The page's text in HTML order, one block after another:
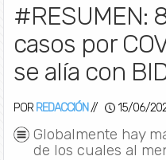
#RESUMEN:
casos por
se alía con
POR REDACCIÓN // 15/06/
Globalmente hay
de los cuales al